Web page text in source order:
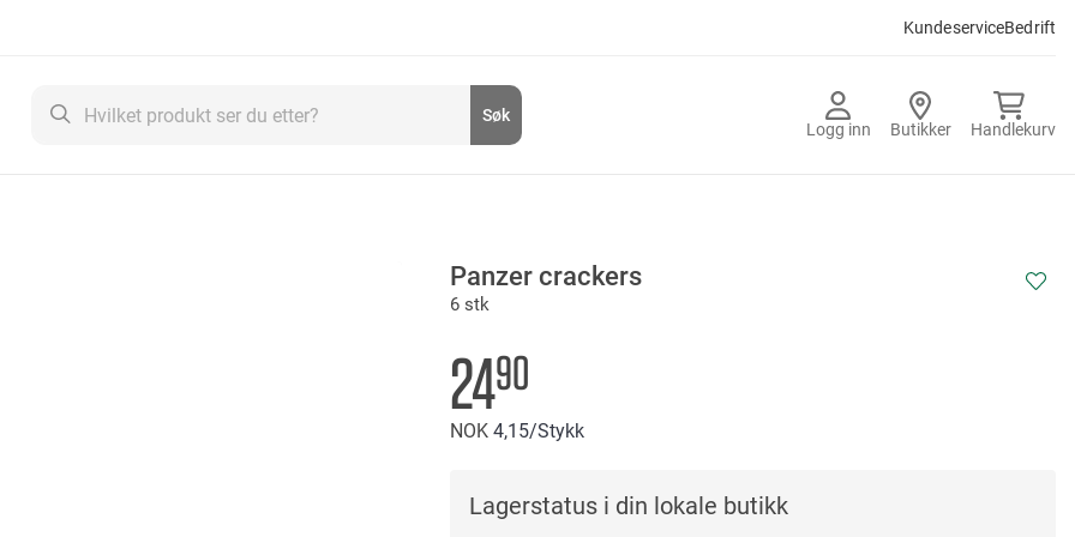
KundeserviceBedrift
Logg inn Butikker Handlekurv
Søk
Panzer crackers
6 stk
2490
NOK4 15/Stykk
Lagerstatus i din lokale butikk